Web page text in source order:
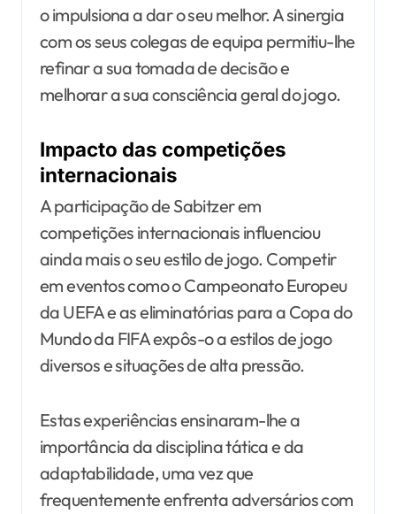
o impulsiona a dar o seu melhor. A sinergia
com os seus colegas de equipa permitiu-lhe
refinar a sua tomada de decisão e
melhorar a sua consciência geral do jogo.
Impacto das competições
internacionais
A participação de Sabitzer em
competições internacionais influenciou
ainda mais o seu estilo de jogo. Competir
em eventos como o Campeonato Europeu
da UEFA e as eliminatórias para a Copa do
Mundo da FIFA expôs-o a estilos de jogo
diversos e situações de alta pressão.
Estas experiências ensinaram-lhe a
importância da disciplina tática e da
adaptabilidade, uma vez que
frequentemente enfrenta adversários com